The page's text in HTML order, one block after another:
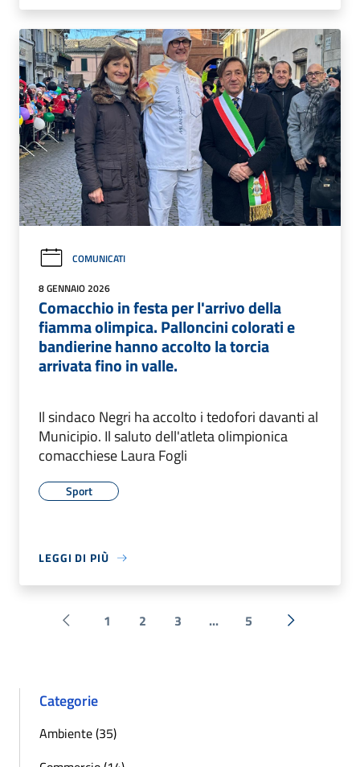
COMUNICATI
8 GENNAIO 2026
Comacchio in festa per l'arrivo della
fiamma olimpica. Palloncini colorati e
bandierine hanno accolto la torcia
arrivata fino in valle.
Il sindaco Negri ha accolto i tedofori davanti al
Municipio. Il saluto dell'atleta olimpionica
comacchiese Laura Fogli
Sport
LEGGI DI PIÙ
Pagina precedente
1 2 3 ... 5 Successiva
Categorie
Ambiente (35)